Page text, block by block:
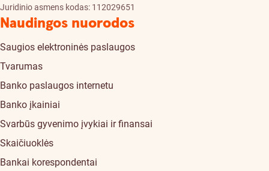
Juridinio asmens kodas: 112029651
Naudingos nuorodos
Saugios elektroninės paslaugos
Tvarumas
Banko paslaugos internetu
Banko įkainiai
Svarbūs gyvenimo įvykiai ir finansai
Skaičiuoklės
Bankai korespondentai